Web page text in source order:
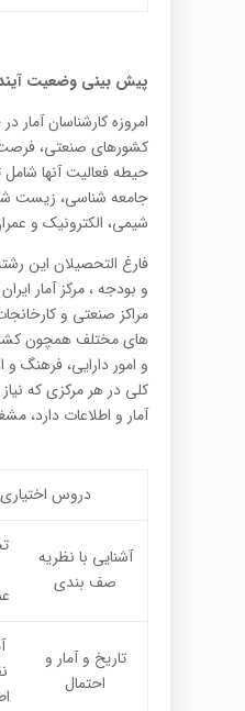
پیش بینی وضعیت
امروزه کارشناسان
کشورهای صنعتی،
حیطه فعالیت آنها شامل
جامعه شناسی، زیست
شیمی، الکترونیک و
فارغ التحصیلان این
و بودجه ، مرکز آمار
مراکز صنعتی و
های مختلف همچون
و امور دارایی، فرهنگ
کلی در هر مرکزی که
آمار و اطلاعات دارد،
دروس اختیاری
آشنایی با نظریه
صف بندی
تاریخ و آمار و
احتمال